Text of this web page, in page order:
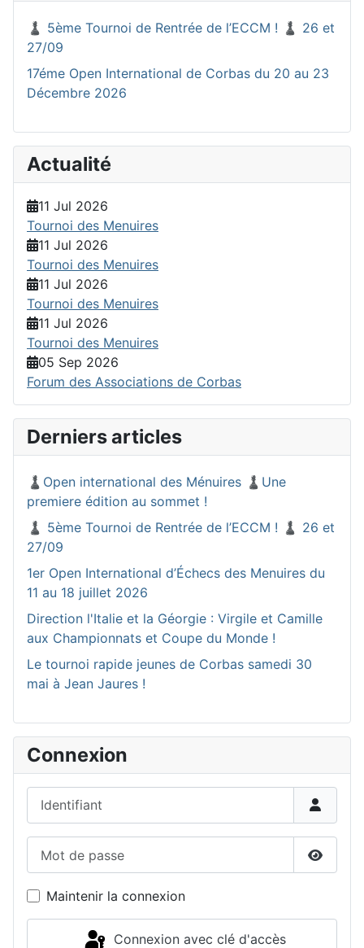
♟️ 5ème Tournoi de Rentrée de l’ECCM ! ♟️ 26 et
27/09
17éme Open International de Corbas du 20 au 23
Décembre 2026
Actualité
11 Jul 2026
Tournoi des Menuires
11 Jul 2026
Tournoi des Menuires
11 Jul 2026
Tournoi des Menuires
11 Jul 2026
Tournoi des Menuires
05 Sep 2026
Forum des Associations de Corbas
Derniers articles
♟️Open international des Ménuires ♟️Une
premiere édition au sommet !
♟️ 5ème Tournoi de Rentrée de l’ECCM ! ♟️ 26 et
27/09
1er Open International d’Échecs des Menuires du
11 au 18 juillet 2026
Direction l'Italie et la Géorgie : Virgile et Camille
aux Championnats et Coupe du Monde !
Le tournoi rapide jeunes de Corbas samedi 30
mai à Jean Jaures !
Connexion
Maintenir la connexion
Connexion avec clé d'accès